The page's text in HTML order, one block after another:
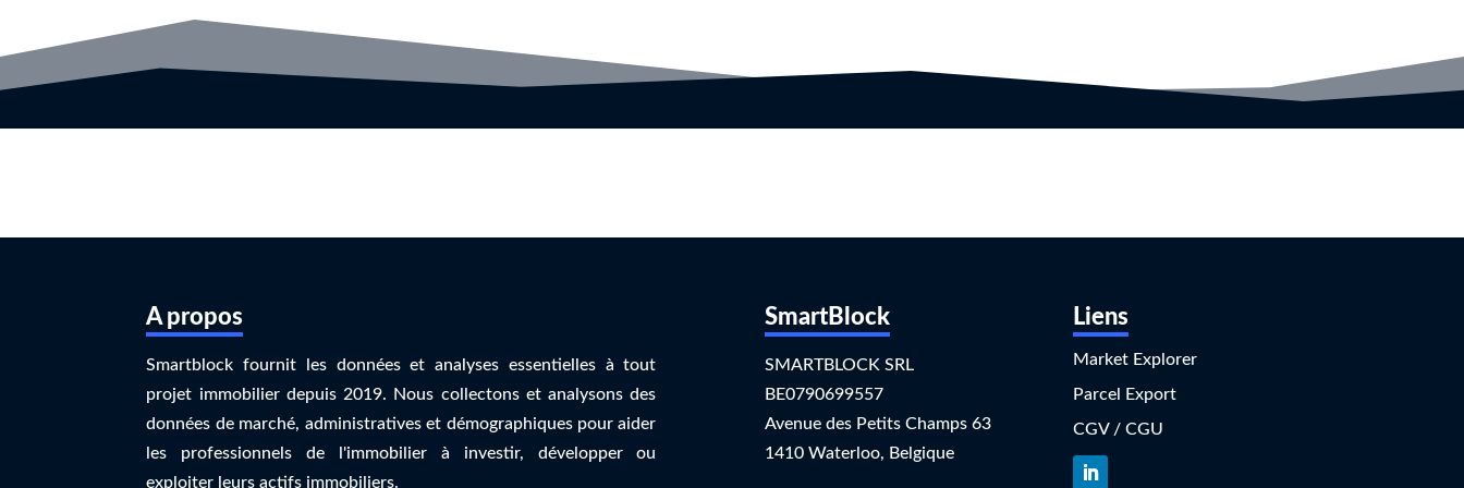
A propos
Smartblock fournit les données et analyses essentielles à tout
projet immobilier depuis 2019. Nous collectons et analysons des
données de marché, administratives et démographiques pour aider
les professionnels de l'immobilier à investir, développer ou
exploiter leurs actifs immobiliers.
SmartBlock
SMARTBLOCK SRL
BE0790699557
Avenue des Petits Champs 63
1410 Waterloo, Belgique
Liens
Market Explorer
Parcel Export
CGV / CGU